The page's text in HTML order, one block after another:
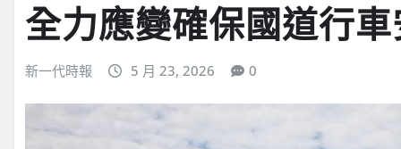
全力應變確保國道行
新一代時報 5 月 23, 2026 0